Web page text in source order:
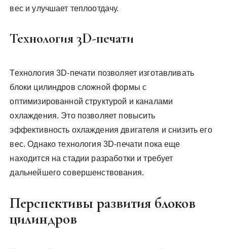
вес и улучшает теплоотдачу.
Технология 3D-печати
Технология 3D-печати позволяет изготавливать
блоки цилиндров сложной формы с
оптимизированной структурой и каналами
охлаждения. Это позволяет повысить
эффективность охлаждения двигателя и снизить его
вес. Однако технология 3D-печати пока еще
находится на стадии разработки и требует
дальнейшего совершенствования.
Перспективы развития блоков
цилиндров